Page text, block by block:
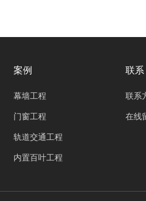
案例
幕墙工程
门窗工程
轨道交通工程
内置百叶工程
联系
联系
在线